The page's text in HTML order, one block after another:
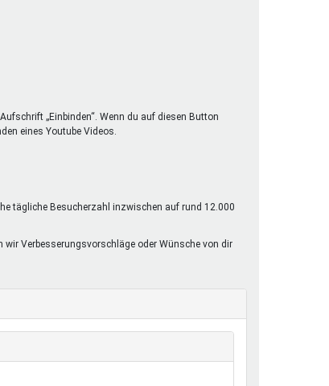
„Einbinden“. Wenn du auf diesen Button
eines Youtube Videos.
tägliche Besucherzahl inzwischen auf rund 12.000
wir Verbesserungsvorschläge oder Wünsche von dir